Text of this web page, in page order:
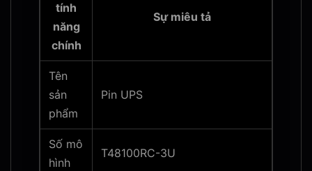
tính
năng
chính
Sự miêu tả
Tên
sản
phẩm
Pin UPS
Số mô
hình
T48100RC-3U